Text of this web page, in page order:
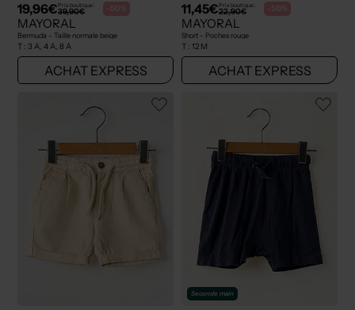
19,96€Prix boutique :
39,90€ -50%
MAYORAL
Bermuda - Taille normale beige
T : 3 A, 4 A, 8 A
ACHAT EXPRESS
11,45€Prix boutique :
22,90€ -50%
MAYORAL
Short - Poches rouge
T : 12 M
ACHAT EXPRESS
Seconde main